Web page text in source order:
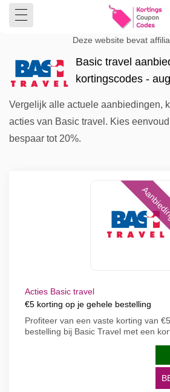
Deze website bevat
Basic travel
kortingscodes -
Vergelijk alle actuele aanbiedingen,
acties van Basic travel. Kies
bespaar tot 20%.
Acties Basic travel
€5 korting op je gehele bestelling
Profiteer van een vaste korting van
bestelling bij Basic Travel met een